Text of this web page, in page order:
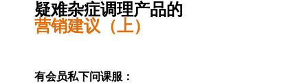
疑难杂症调理产品的
营销建议（上）
有会员私下问课服：